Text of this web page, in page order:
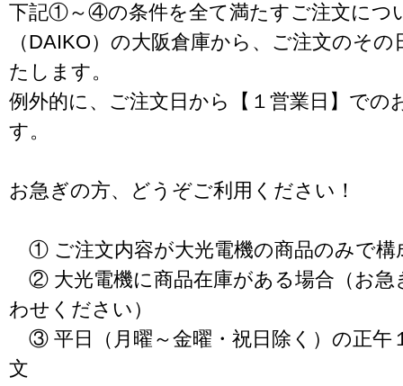
下記①～④の条件を全て満たすご注文につ
（DAIKO）の大阪倉庫から、ご注文のそ
たします。
例外的に、ご注文日から【１営業日】での
す。
お急ぎの方、どうぞご利用ください！
① ご注文内容が大光電機の商品のみで構
② 大光電機に商品在庫がある場合（お急
わせください）
③ 平日（月曜～金曜・祝日除く）の正午
文